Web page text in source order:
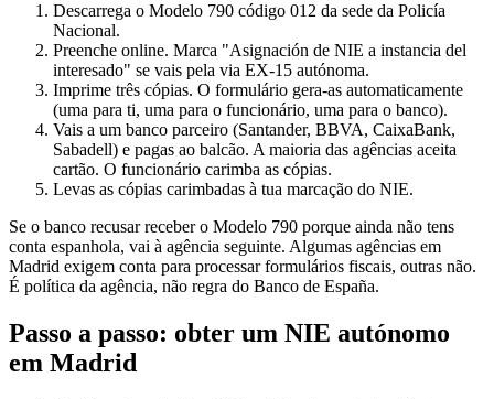
Descarrega o Modelo 790 código 012 da sede da Policía
Nacional.
Preenche online. Marca "Asignación de NIE a instancia del
interesado" se vais pela via EX-15 autónoma.
Imprime três cópias. O formulário gera-as automaticamente
(uma para ti, uma para o funcionário, uma para o banco).
Vais a um banco parceiro (Santander, BBVA, CaixaBank,
Sabadell) e pagas ao balcão. A maioria das agências aceita
cartão. O funcionário carimba as cópias.
Levas as cópias carimbadas à tua marcação do NIE.
Se o banco recusar receber o Modelo 790 porque ainda não tens
conta espanhola, vai à agência seguinte. Algumas agências em
Madrid exigem conta para processar formulários fiscais, outras não.
É política da agência, não regra do Banco de España.
Passo a passo: obter um NIE autónomo
em Madrid